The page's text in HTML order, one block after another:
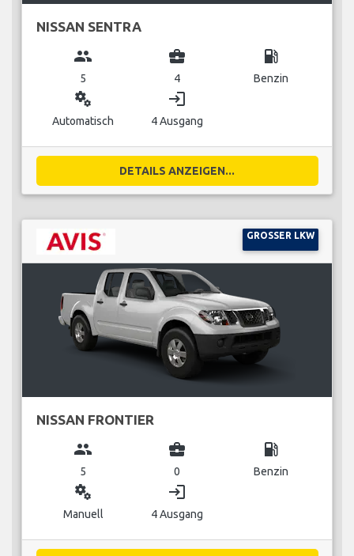
NISSAN SENTRA
group
5
business_center
4
local_gas_station
Benzin
miscellaneous_services
Automatisch
login
4 Ausgang
DETAILS ANZEIGEN...
GROSSER LKW
NISSAN FRONTIER
group
5
business_center
0
local_gas_station
Benzin
miscellaneous_services
Manuell
login
4 Ausgang